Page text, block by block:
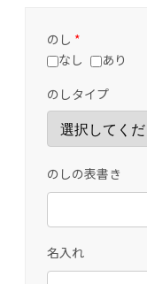
のし *
なし
あり
のしタイプ
のしの表書き
名入れ